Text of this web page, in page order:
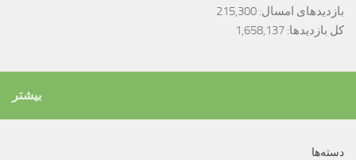
بازدیدهای امسال: 215,300
کل بازدیدها: 1,658,137
بیشتر
دسته‌ها